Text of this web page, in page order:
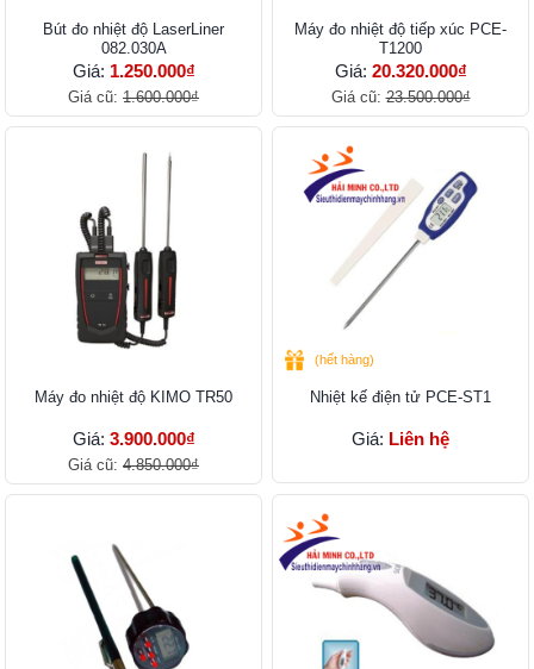
Bút đo nhiệt độ LaserLiner
082.030A
Giá: 1.250.000₫
Giá cũ: 1.600.000₫
Máy đo nhiệt độ tiếp xúc PCE-
T1200
Giá: 20.320.000₫
Giá cũ:23.500.000₫
Máy đo nhiệt độ KIMO TR50
Giá: 3.900.000₫
Giá cũ: 4.850.000₫
(hết hàng)
Nhiệt kế điện tử PCE-ST1
Giá: Liên hệ